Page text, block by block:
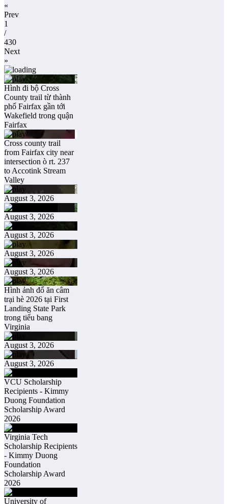
«
Prev
1
/
430
Next
»
Hình đi bộ Cross
County trail từ thành
phố Fairfax gần tới
Wakefield trong quận
Fairfax
Cross county trail
from Fairfax city near
intersection ò rt. 237
to Accotink Stream
Valley
August 3, 2026
August 3, 2026
August 3, 2026
August 3, 2026
August 3, 2026
Hình ảnh đổ ăn câm
trại hè 2026 tại First
Landing State Park
trong tiểu bang
Virginia
August 3, 2026
August 3, 2026
VCU Scholarship
Recipients - Kimmy
Duong Foundation
Scholarship Award
2026
Virginia Tech
Scholarship Recipients
- Kimmy Duong
Foundation
Scholarship Award
2026
University of